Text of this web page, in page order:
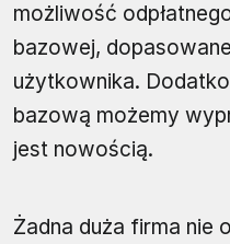
możliwość
bazowej,
użytkownika.
bazową możemy
jest nowością.
Żadna duża firma nie